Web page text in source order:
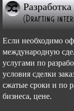
(Drafting
Если необходимо
международную
услугами по
условия сделки
сжатые сроки и по
бизнеса, цене.